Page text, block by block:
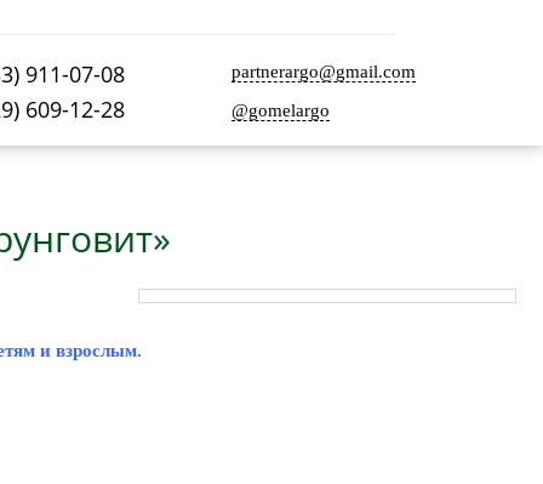
partnerargo@gmail.com
@gomelargo
911-07-08
609-12-28
и взрослым.